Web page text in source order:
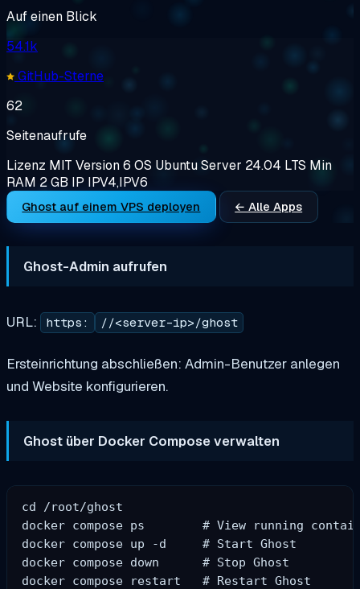
Auf einen Blick
54.1k
GitHub-Sterne
62
Seitenaufrufe
Lizenz MIT Version6 OS Ubuntu Server 24.04 LTS Min
RAM 2 GB IP IPV4,IPV6
Ghost auf einem VPS deployen ← Alle Apps
Ghost-Admin aufrufen
URL: https: //<server-ip>/ghost
Ersteinrichtung abschließen: Admin-Benutzer anlegen
und Website konfigurieren.
Ghost über Docker Compose verwalten
cd /root/ghost
docker compose ps        # View running
docker compose up -d     # Start Ghost
docker compose down      # Stop Ghost